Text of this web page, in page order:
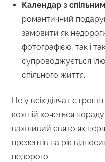
Календар з
романтичний
замовити як
фотографією, так і
супроводжується
спільного життя.
Не у всіх дівчат є
кожній хочеться
важливий свято як
презентів на рік
недорого: